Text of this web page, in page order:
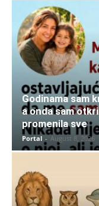
Godinama sam
a onda sam
promenila sve
Portal - August 8, 2026